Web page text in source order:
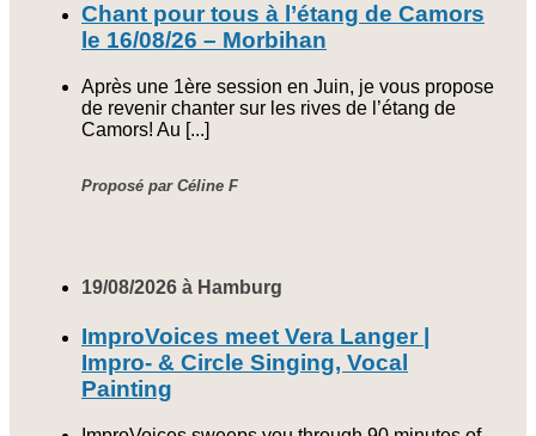
Chant pour tous à l’étang de Camors
le 16/08/26 – Morbihan
Après une 1ère session en Juin, je vous propose
de revenir chanter sur les rives de l’étang de
Camors! Au [...]
Proposé par Céline F
19/08/2026 à Hamburg
ImproVoices meet Vera Langer |
Impro- & Circle Singing, Vocal
Painting